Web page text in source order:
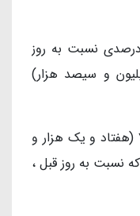
همچنین ربع سکه با افزایش ۰.۷۹ درصدی نسبت به روز
پنج میلیون و سیصد هزار)
قیمت دلار مبادله‌ای، امروز به ۷۱,۴۴۳ (هفتاد و یک هزار و
نسبت به روز قبل ،